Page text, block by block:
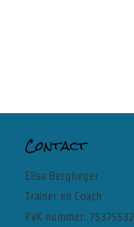
Contact
Elisa Bergheger
Trainer en Coach
KvK nummer: 75375532